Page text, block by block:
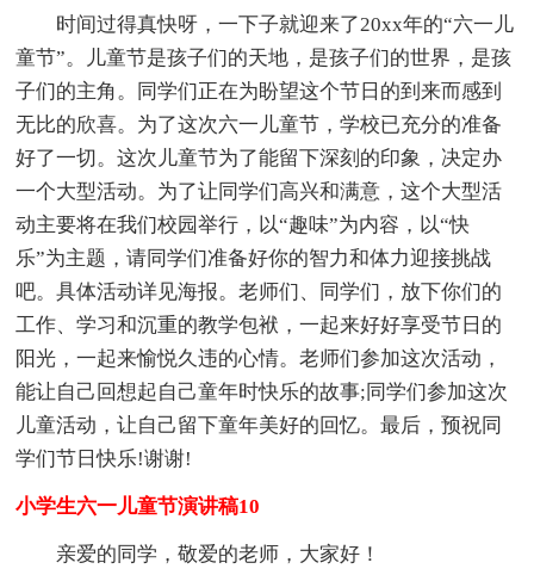
时间过得真快呀，一下子就迎来了20xx年的“六一儿
童节”。儿童节是孩子们的天地，是孩子们的世界，是孩
子们的主角。同学们正在为盼望这个节日的到来而感到
无比的欣喜。为了这次六一儿童节，学校已充分的准备
好了一切。这次儿童节为了能留下深刻的印象，决定办
一个大型活动。为了让同学们高兴和满意，这个大型活
动主要将在我们校园举行，以“趣味”为内容，以“快
乐”为主题，请同学们准备好你的智力和体力迎接挑战
吧。具体活动详见海报。老师们、同学们，放下你们的
工作、学习和沉重的教学包袱，一起来好好享受节日的
阳光，一起来愉悦久违的心情。老师们参加这次活动，
能让自己回想起自己童年时快乐的故事;同学们参加这次
儿童活动，让自己留下童年美好的回忆。最后，预祝同
学们节日快乐!谢谢!
小学生六一儿童节演讲稿10
亲爱的同学，敬爱的老师，大家好！